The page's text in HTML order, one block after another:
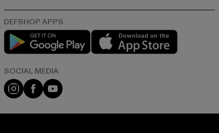
Play market
Instagram
FacebookYouTube